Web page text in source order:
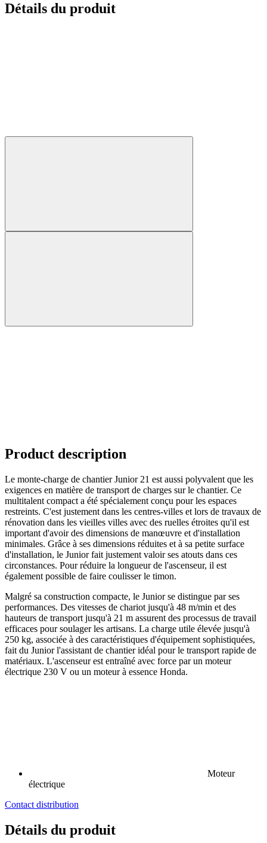
Détails du produit
Product description
Le monte-charge de chantier Junior 21 est aussi polyvalent que les
exigences en matière de transport de charges sur le chantier. Ce
multitalent compact a été spécialement conçu pour les espaces
restreints. C'est justement dans les centres-villes et lors de travaux de
rénovation dans les vieilles villes avec des ruelles étroites qu'il est
important d'avoir des dimensions de manœuvre et d'installation
minimales. Grâce à ses dimensions réduites et à sa petite surface
d'installation, le Junior fait justement valoir ses atouts dans ces
circonstances. Pour réduire la longueur de l'ascenseur, il est
également possible de faire coulisser le timon.
Malgré sa construction compacte, le Junior se distingue par ses
performances. Des vitesses de chariot jusqu'à 48 m/min et des
hauteurs de transport jusqu'à 21 m assurent des processus de travail
efficaces pour soulager les artisans. La charge utile élevée jusqu'à
250 kg, associée à des caractéristiques d'équipement sophistiquées,
fait du Junior l'assistant de chantier idéal pour le transport rapide de
matériaux. L'ascenseur est entraîné avec force par un moteur
électrique 230 V ou un moteur à essence Honda.
Moteur
électrique
Contact distribution
Détails du produit